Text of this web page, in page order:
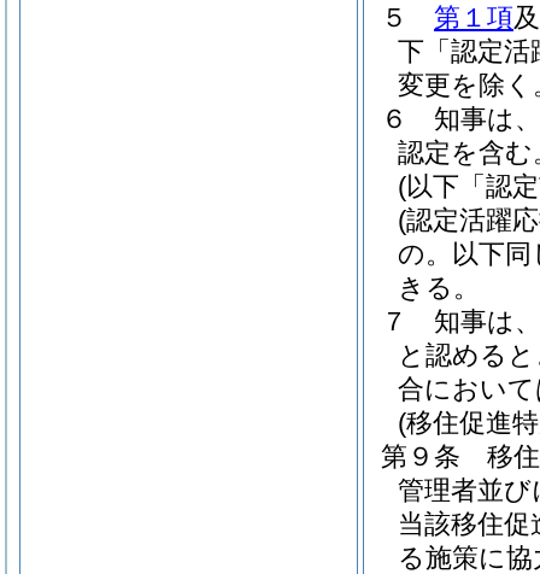
５
第１項
下「認定活
変更を除く
６
知事は
認定を含む
(以下「認
(認定活躍
の。以下同
きる。
７
知事は
と認める
合におい
(移住促進
第９条
移
管理者並び
当該移住
る施策に